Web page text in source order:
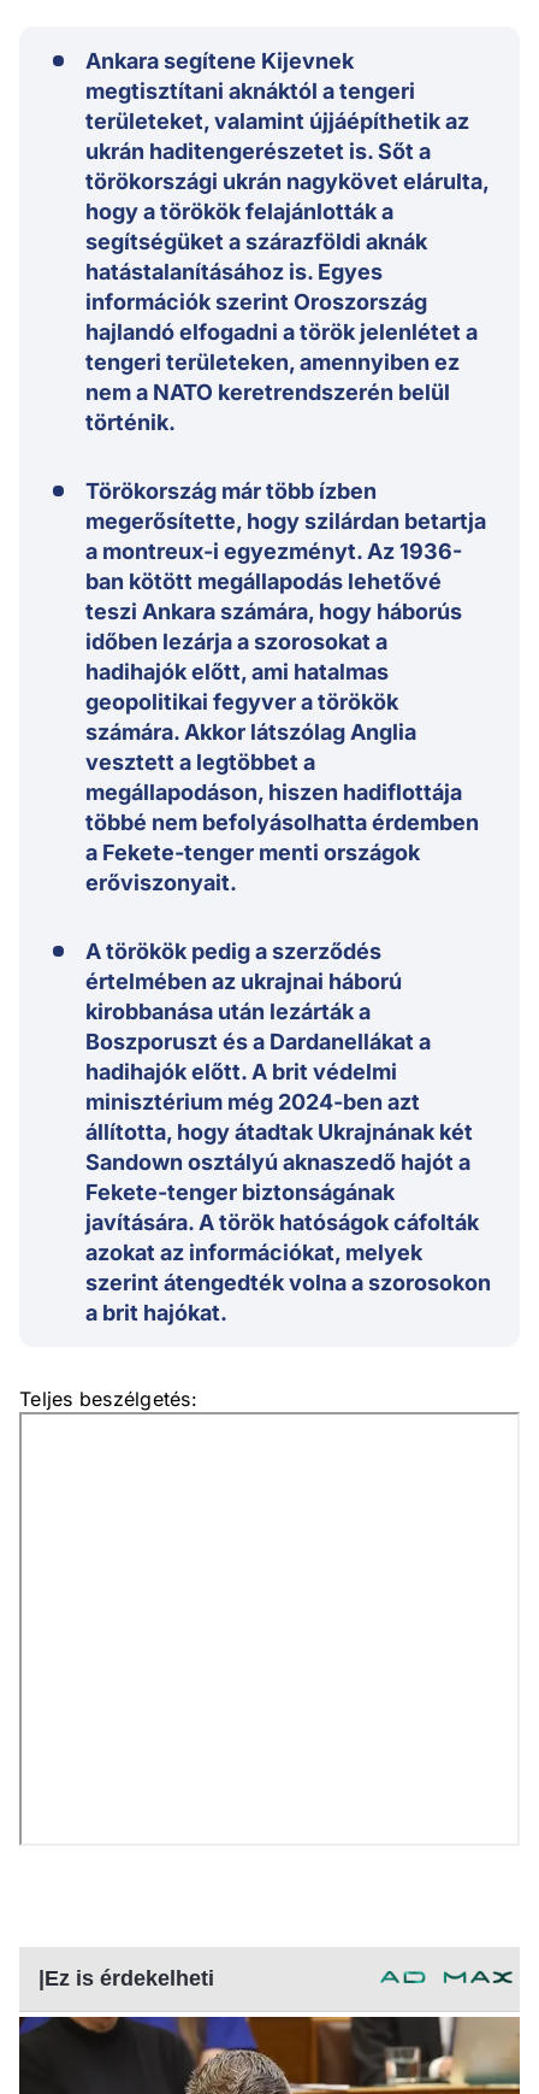
Ankara segítene Kijevnek
megtisztítani aknáktól a tengeri
területeket, valamint újjáépíthetik az
ukrán haditengerészetet is. Sőt a
törökországi ukrán nagykövet elárulta,
hogy a törökök felajánlották a
segítségüket a szárazföldi aknák
hatástalanításához is. Egyes
információk szerint Oroszország
hajlandó elfogadni a török jelenlétet a
tengeri területeken, amennyiben ez
nem a NATO keretrendszerén belül
történik.
Törökország már több ízben
megerősítette, hogy szilárdan betartja
a montreux-i egyezményt. Az 1936-
ban kötött megállapodás lehetővé
teszi Ankara számára, hogy háborús
időben lezárja a szorosokat a
hadihajók előtt, ami hatalmas
geopolitikai fegyver a törökök
számára. Akkor látszólag Anglia
vesztett a legtöbbet a
megállapodáson, hiszen hadiflottája
többé nem befolyásolhatta érdemben
a Fekete-tenger menti országok
erőviszonyait.
A törökök pedig a szerződés
értelmében az ukrajnai háború
kirobbanása után lezárták a
Boszporuszt és a Dardanellákat a
hadihajók előtt. A brit védelmi
minisztérium még 2024-ben azt
állította, hogy átadtak Ukrajnának két
Sandown osztályú aknaszedő hajót a
Fekete-tenger biztonságának
javítására. A török hatóságok cáfolták
azokat az információkat, melyek
szerint átengedték volna a szorosokon
a brit hajókat.
Teljes beszélgetés: